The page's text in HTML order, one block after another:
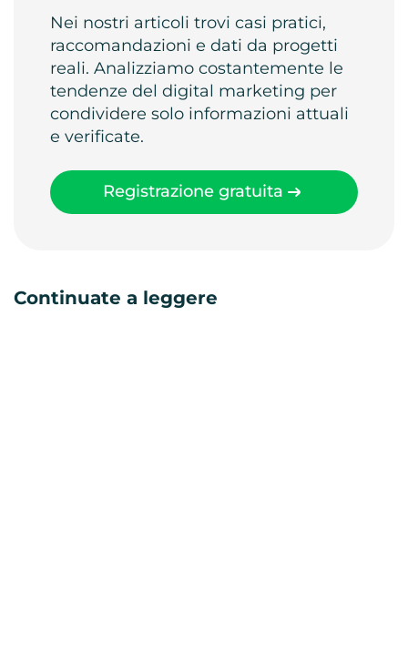
Nei nostri articoli trovi casi pratici,
raccomandazioni e dati da progetti
reali. Analizziamo costantemente le
tendenze del digital marketing per
condividere solo informazioni attuali
e verificate.
Registrazione gratuita
Continuate a leggere